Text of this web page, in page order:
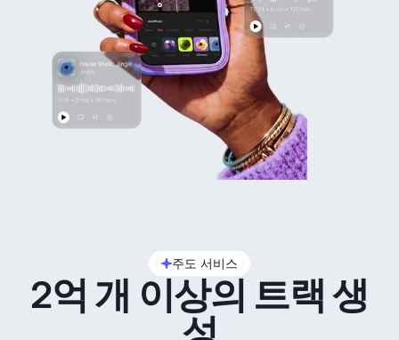
주도 서비스
2억 개 이상의 트랙 생